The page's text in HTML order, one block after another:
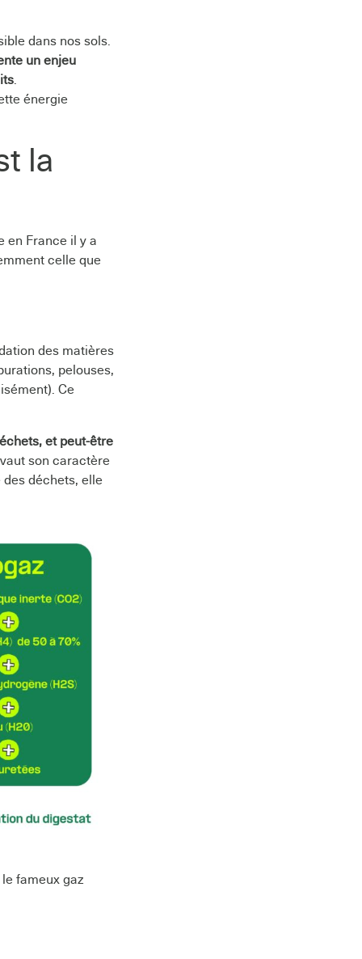
dans nos sols.
un enjeu
.
énergie
la
en France il y a
celle que
des matières
pelouses,
Ce
et peut-être
son caractère
déchets, elle
fameux gaz